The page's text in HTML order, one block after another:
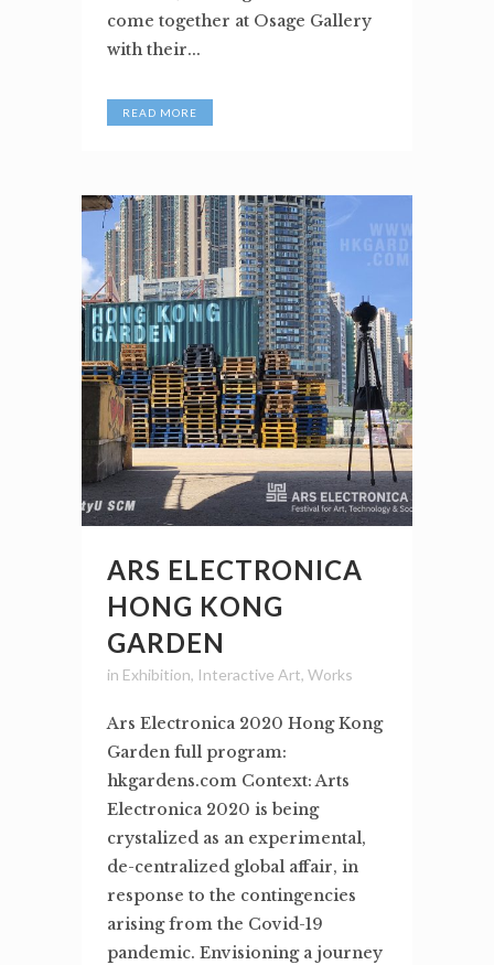
come together at Osage Gallery
with their...
READ MORE
ARS ELECTRONICA
HONG KONG
GARDEN
in Exhibition, Interactive Art, Works
Ars Electronica 2020 Hong Kong
Garden full program:
hkgardens.com Context: Arts
Electronica 2020 is being
crystalized as an experimental,
de-centralized global affair, in
response to the contingencies
arising from the Covid-19
pandemic. Envisioning a journey